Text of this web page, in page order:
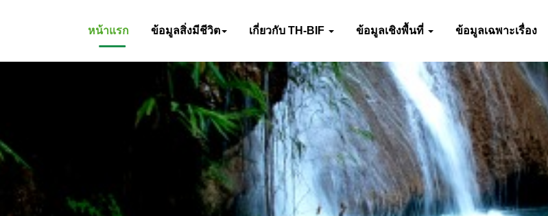
หน้าแรก ข้อมูลสิ่งมีชีวิต เกี่ยวกับ TH-BIF ข้อมูลเชิงพื้นที่ ข้อมูลเฉพาะเรื่อง